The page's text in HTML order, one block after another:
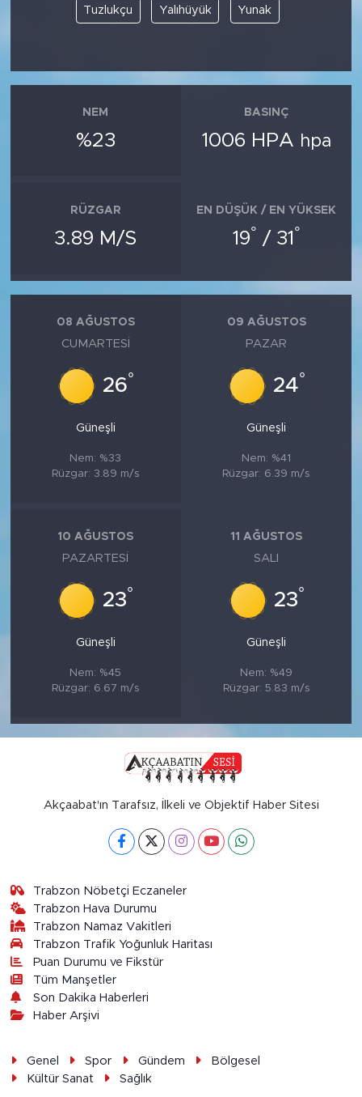
Tuzlukçu Yalıhüyük Yunak
NEM
%23
BASINÇ
1006 HPA hpa
RÜZGAR
3.89 M/S
EN DÜŞÜK / EN YÜKSEK
19° / 31 °
08 AĞUSTOS
CUMARTESI
26°
Güneşli
Nem: %33
Rüzgar: 3.89 m/s
09 AĞUSTOS
PAZAR
24°
Güneşli
Nem: %41
Rüzgar: 6.39 m/s
10 AĞUSTOS
PAZARTESI
23°
Güneşli
Nem: %45
Rüzgar: 6.67 m/s
11 AĞUSTOS
SALI
23°
Güneşli
Nem: %49
Rüzgar: 5.83 m/s
Akçaabat'ın Tarafsız, İlkeli ve Objektif Haber Sitesi
Trabzon Nöbetçi Eczaneler
Trabzon Hava Durumu
Trabzon Namaz Vakitleri
Trabzon Trafik Yoğunluk Haritası
Puan Durumu ve Fikstür
Tüm Manşetler
Son Dakika Haberleri
Haber Arşivi
Genel Spor Gündem
Bölgesel
Kültür Sanat
Sağlık